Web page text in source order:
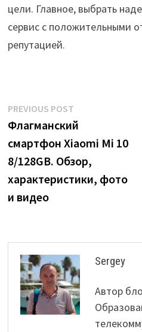
цели. Главное, выбрать
сервис с положительными
репутацией.
Post
navigation
PREVIOUS POSTPrevious
post:
Флагманский
смартфон Xiaomi Mi 10
8/128GB. Обзор,
характеристики, фото
и видео
Sergey
Автор